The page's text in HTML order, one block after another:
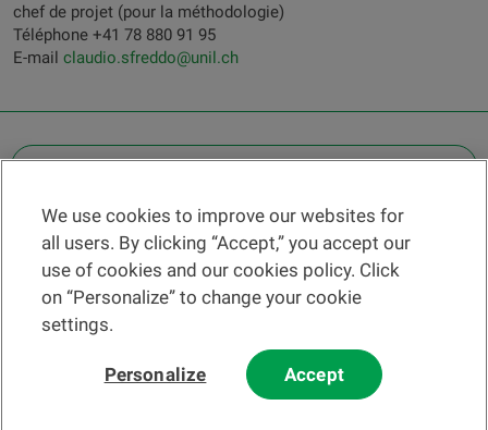
chef de projet (pour la méthodologie)
Téléphone +41 78 880 91 95
E-mail claudio.sfreddo@unil.ch
Find a branch
Help and contact
News
We use cookies to improve our websites for
all users. By clicking “Accept,” you accept our
use of cookies and our cookies policy. Click
on “Personalize” to change your cookie
settings.
Personalize Accept